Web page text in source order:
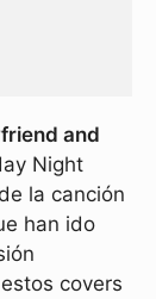
and
Night
la canción
han ido
covers